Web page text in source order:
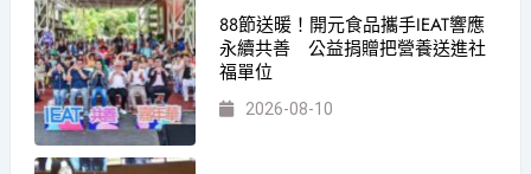
88節送暖！開元食品攜手IEAT響應
永續共善 公益捐贈把營養送進社
福單位
2026-08-10